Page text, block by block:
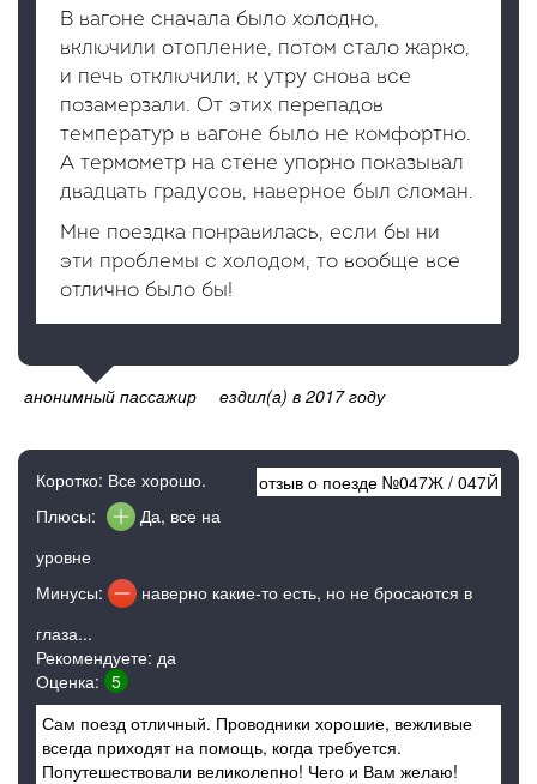
В вагоне сначала было холодно,
включили отопление, потом стало жарко,
и печь отключили, к утру снова все
позамерзали. От этих перепадов
температур в вагоне было не комфортно.
А термометр на стене упорно показывал
двадцать градусов, наверное был сломан.
Мне поездка понравилась, если бы ни
эти проблемы с холодом, то вообще все
отлично было бы!
анонимный пассажир ездил(а) в 2017 году
отзыв о поезде №047Ж / 047Й
Коротко: Все хорошо.
Плюсы:
Да, все на
уровне
Минусы:
наверно какие-то есть, но не бросаются в
глаза...
Рекомендуете: да
Оценка: 5
Сам поезд отличный. Проводники хорошие, вежливые
всегда приходят на помощь, когда требуется.
Попутешествовали великолепно! Чего и Вам желаю!